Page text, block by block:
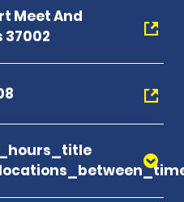
Meet And
37002